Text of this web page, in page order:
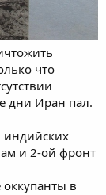
что
дни Иран пал.
индийских
и 2-ой фронт
оккупанты в